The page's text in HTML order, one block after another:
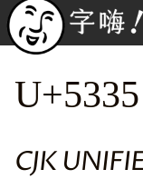
U+5335
CJK